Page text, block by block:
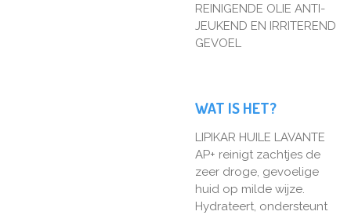
REINIGENDE OLIE ANTI-
JEUKEND EN IRRITEREND
GEVOEL
WAT IS HET?
LIPIKAR HUILE LAVANTE
AP+ reinigt zachtjes de
zeer droge, gevoelige
huid op milde wijze.
Hydrateert, ondersteunt